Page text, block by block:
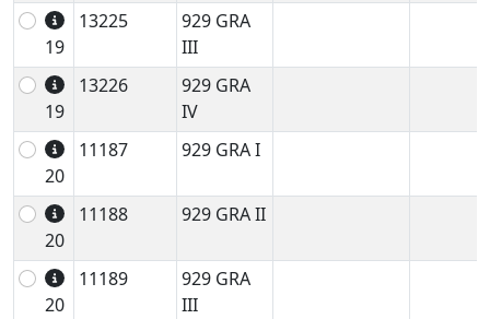
19
13225
929 GRA
III
19
13226
929 GRA
IV
20
11187 929 GRA I
20
11188 929 GRA II
20
11189
929 GRA
III